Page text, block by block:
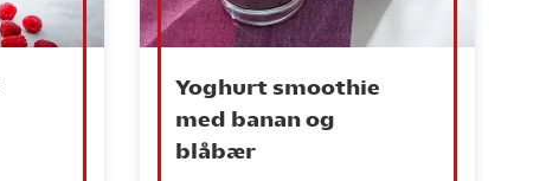
Yoghurt smoothie
med banan og
blåbær